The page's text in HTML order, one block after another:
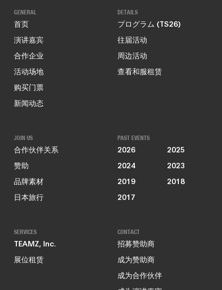
GENERAL
首页
演讲嘉宾
合作企业
活动场地
购买门票
新闻动态
DETAILS
プログラム (TS26)
往届活动
周边活动
查看和服租赁
JOIN US
合作伙伴关系
赞助
品牌素材
日本旅行
PAST EVENTS
2026
2025
2024
2023
2019
2018
2017
SERVICES
TEAMZ, Inc.
展位租赁
CONTACT
招募赞助商
成为赞助商
成为合作伙伴